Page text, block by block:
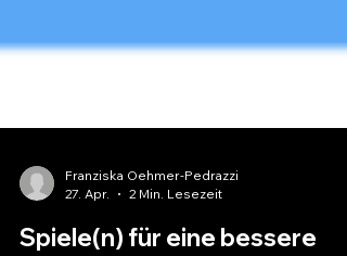
27. Apr.
2 Min. Lesezeit